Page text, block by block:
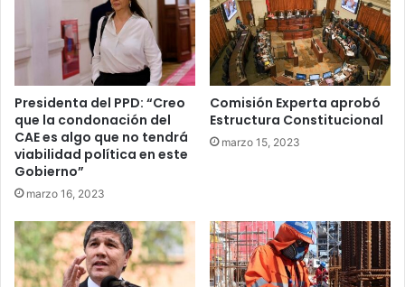
Presidenta del PPD: “Creo
que la condonación del
CAE es algo que no tendrá
viabilidad política en este
Gobierno”
marzo 16, 2023
Comisión Experta aprobó
Estructura Constitucional
marzo 15, 2023